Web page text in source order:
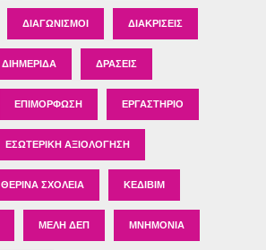
ΔΙΑΓΩΝΙΣΜΟΊ ΔΙΑΚΡΊΣΕΙΣ
ΔΙΗΜΕΡΊΔΑ ΔΡΆΣΕΙΣ
ΕΠΙΜΌΡΦΩΣΗ ΕΡΓΑΣΤΉΡΙΟ
ΕΣΩΤΕΡΙΚΉ ΑΞΙΟΛΌΓΗΣΗ
ΘΕΡΙΝΆ ΣΧΟΛΕΊΑ ΚΕΔΙΒΙΜ
ΜΈΛΗ ΔΕΠ ΜΝΗΜΌΝΙΑ